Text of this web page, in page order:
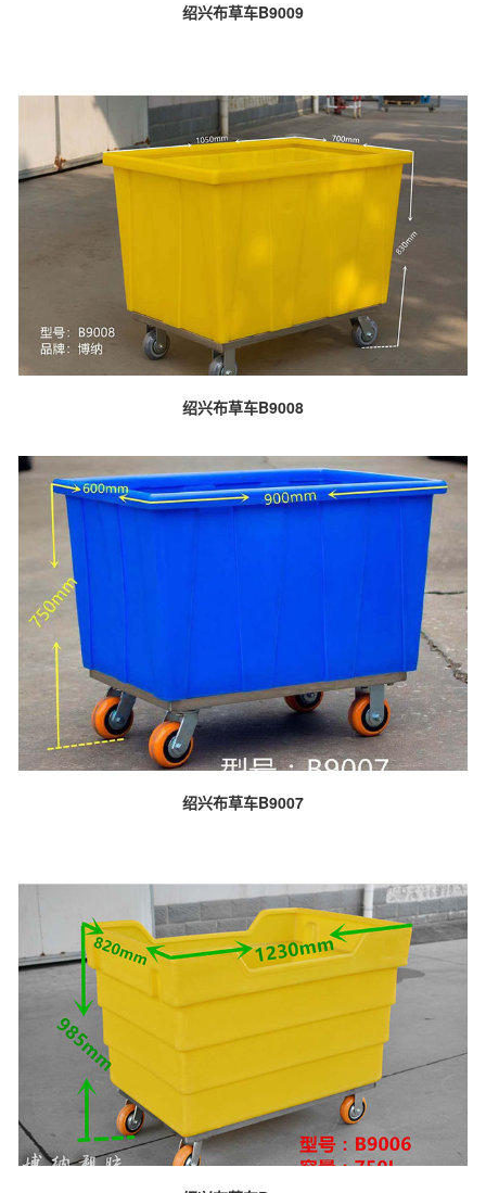
绍兴布草车B9009
绍兴布草车B9008
绍兴布草车B9007